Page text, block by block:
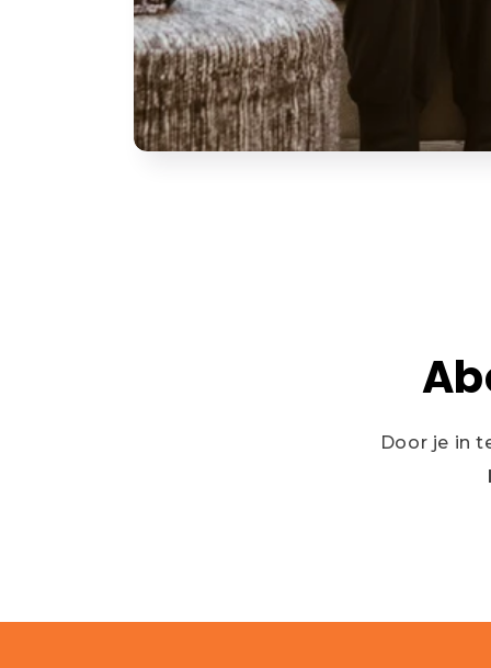
Door je in